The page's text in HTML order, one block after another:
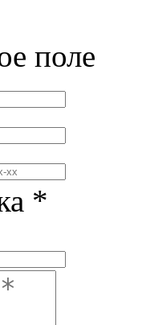
поле
*